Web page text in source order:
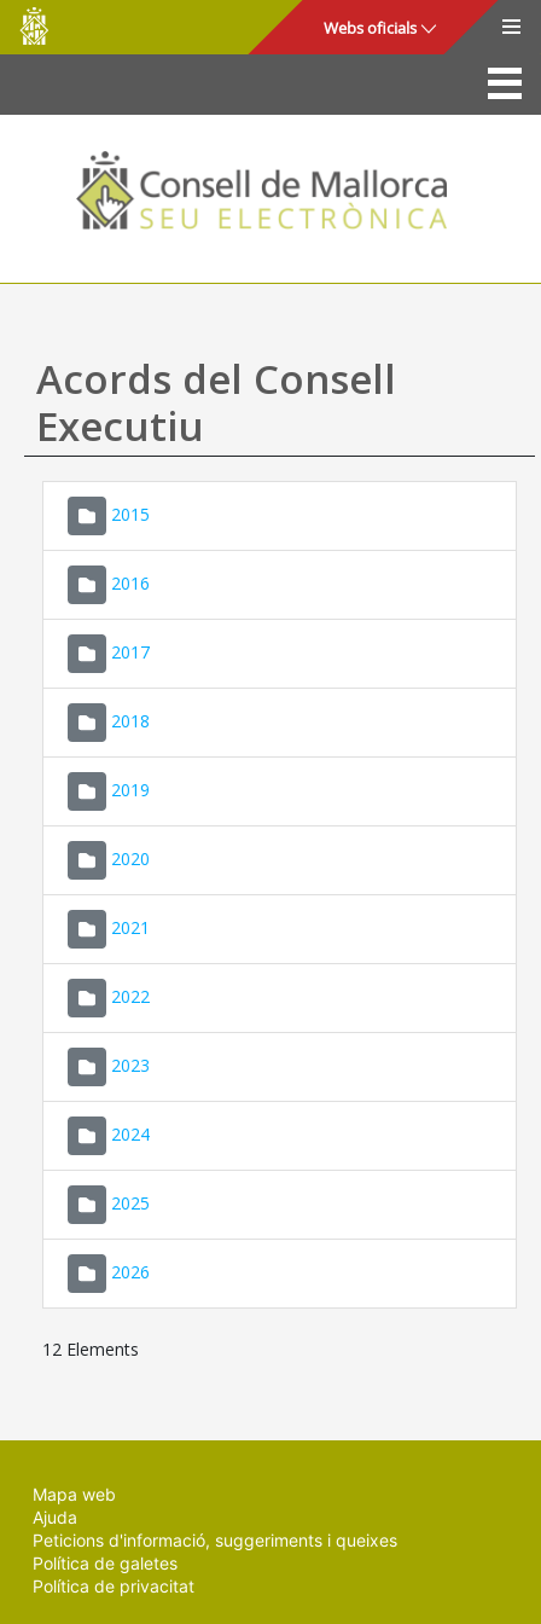
Salta al contingut principal
Consell
de
Mallorca
Webs oficials
La Seu
Consell de Mallorca
Accés i seguretat
Utilitats
Ajuda
Acords del Consell
Executiu
2015
2016
2017
2018
2019
2020
2021
2022
2023
2024
2025
2026
12 Elements
Mapa web
Ajuda
Peticions d'informació, suggeriments i queixes
Política de galetes
Política de privacitat